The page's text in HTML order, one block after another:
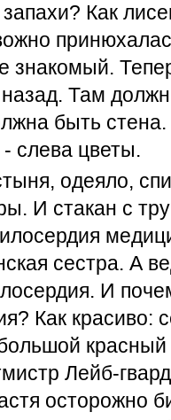
Как
знакомый.
назад. Там
быть
слева цветы.
одеяло,
И стакан с
сестра. А
И
Как красиво:
красный
Лейб-
осторожно